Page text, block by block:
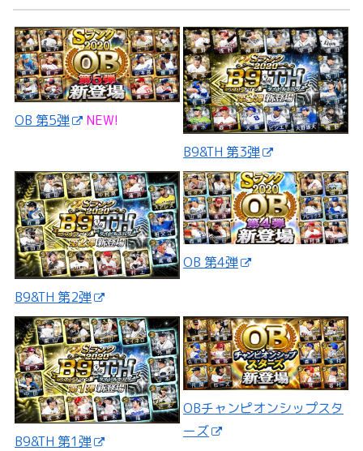
OB 第5弾
NEW!
B9&TH 第3弾
B9&TH 第2弾
OB 第4弾
B9&TH 第1弾
OBチャンピオンシップスタ
ーズ